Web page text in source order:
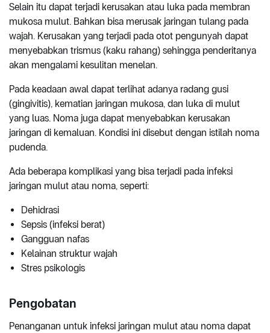
Selain itu dapat terjadi kerusakan atau luka pada membran
mukosa mulut. Bahkan bisa merusak jaringan tulang pada
wajah. Kerusakan yang terjadi pada otot pengunyah dapat
menyebabkan trismus (kaku rahang) sehingga penderitanya
akan mengalami kesulitan menelan.
Pada keadaan awal dapat terlihat adanya radang gusi
(gingivitis), kematian jaringan mukosa, dan luka di mulut
yang luas. Noma juga dapat menyebabkan kerusakan
jaringan di kemaluan. Kondisi ini disebut dengan istilah noma
pudenda.
Ada beberapa komplikasi yang bisa terjadi pada infeksi
jaringan mulut atau noma, seperti:
Dehidrasi
Sepsis (infeksi berat)
Gangguan nafas
Kelainan struktur wajah
Stres psikologis
Pengobatan
Penanganan untuk infeksi jaringan mulut atau noma dapat